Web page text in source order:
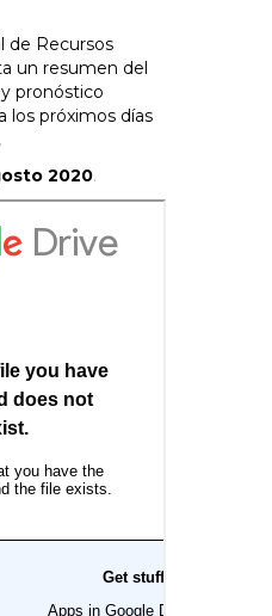
de Recursos
un resumen del
pronóstico
los próximos días
.
2020.